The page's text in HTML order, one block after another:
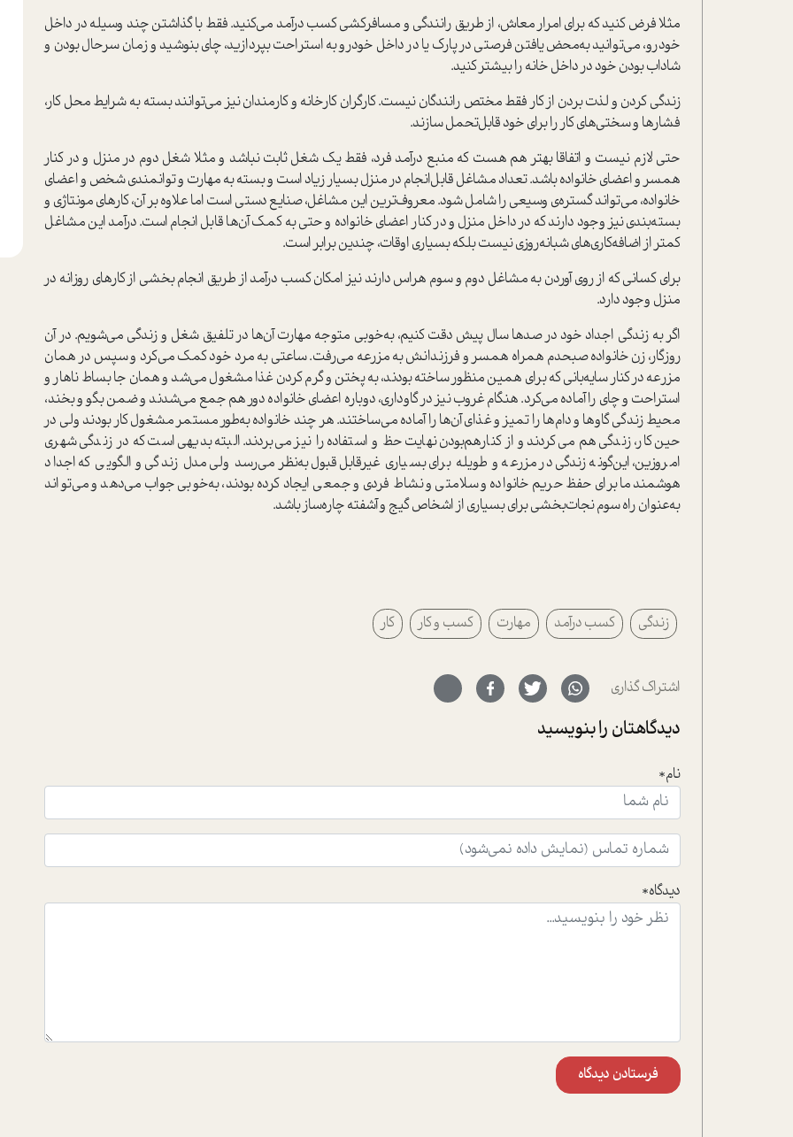
مثلا فرض کنيد که براي امرار معاش، از طريق رانندگي و مسافرکشي کسب درآمد مي‌کنيد. فقط با گذاشتن چند وسيله در داخل
خودرو، مي‌توانيد به‌محض يافتن فرصتي در پارک يا در داخل خودرو به استراحت بپردازيد، چای بنوشید و زمان سرحال بودن و
شاداب بودن خود در داخل خانه را بيشتر کنيد.
زندگي کردن و لذت بردن از کار فقط مختص رانندگان نيست. کارگران کارخانه و کارمندان نيز مي‌توانند بسته به شرايط محل کار،
فشارها و سختي‌هاي کار را براي خود قابل‌تحمل سازند.
حتي لازم نيست و اتفاقا بهتر هم هست که منبع درآمد فرد، فقط يک شغل ثابت نباشد و مثلا شغل دوم در منزل و در کنار
همسر و اعضاي خانواده باشد. تعداد مشاغل قابل‌انجام در منزل بسيار زياد است و بسته به مهارت و توانمندي شخص و اعضاي
خانواده، مي‌تواند گستره‌ی وسيعي را شامل شود. معروف‌ترين اين مشاغل، صنايع دستي است اما علاوه بر آن، کارهاي مونتاژي و
بسته‌بندي نيز وجود دارند که در داخل منزل و در کنار اعضاي خانواده و حتي به کمک آن‌ها قابل انجام است. درآمد اين مشاغل
کمتر از اضافه‌کاری‌هاي شبانه‌روزي نيست بلکه بسياري اوقات، چندين برابر است.
براي کساني که از روي آوردن به مشاغل دوم و سوم هراس دارند نيز امکان کسب درآمد از طريق انجام بخشي از کارهاي روزانه در
منزل وجود دارد.
اگر به زندگي اجداد خود در صدها سال پيش دقت کنيم، به‌خوبي متوجه مهارت آن‌ها در تلفيق شغل و زندگي مي‌شويم. در آن
روزگار، زن خانواده صبحدم همراه همسر و فرزندانش به مزرعه مي‌رفت. ساعتي به مرد خود کمک مي‌کرد و سپس در همان
مزرعه در کنار سايه‌باني که براي همين منظور ساخته بودند، به پختن و گرم کردن غذا مشغول مي‌شد و همان جا بساط ناهار و
استراحت و چاي را آماده مي‌کرد. هنگام غروب نيز در گاوداري، دوباره اعضاي خانواده دور هم جمع مي‌شدند و ضمن بگو و بخند،
محيط زندگي گاوها و دام‌ها را تميز و غذاي آن‌ها را آماده مي‌ساختند. هر چند خانواده به‌طور مستمر مشغول کار بودند ولي در
حين کار، زندگي هم مي‌کردند و از کنارهم‌بودن نهايت حظ و استفاده را نيز مي‌بردند. البته بديهي است که در زندگي شهري
امروزین، اين‌گونه زندگي در مزرعه و طويله براي بسياري غيرقابل‌قبول به‌نظر مي‌رسد ولي مدل زندگي و الگويي که اجداد
هوشمند ما براي حفظ حريم خانواده و سلامتي و نشاط فردي و جمعي ايجاد کرده بودند، به‌خوبي جواب مي‌دهد و مي‌تواند
به‌عنوان راه سوم نجات‌بخشي براي بسياري از اشخاص گيج و آشفته چاره‌ساز باشد.
زندگی کسب درآمد مهارت کسب و کار کار
اشتراک گذاری
دیدگاهتان را بنویسید
نام*
دیدگاه*
فرستادن دیدگاه